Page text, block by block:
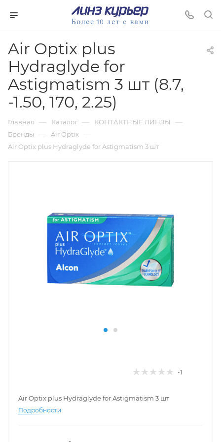
Air Optix plus
Hydraglyde for
Astigmatism 3 шт (8.7,
-1.50, 170, 2.25)
Главная — Каталог — КОНТАКТНЫЕ ЛИНЗЫ —
Бренды — Air Optix —
Air Optix plus Hydraglyde for Astigmatism 3 шт
-1
Air Optix plus Hydraglyde for Astigmatism 3 шт
Подробности